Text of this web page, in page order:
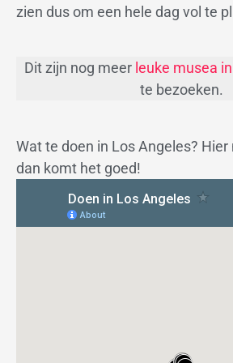
zien dus om een hele dag vol te
Dit zijn nog meer leuke musea
te bezoeken.
Wat te doen in Los Angeles? Hier
dan komt het goed!